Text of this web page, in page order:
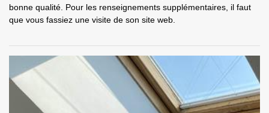
bonne qualité. Pour les renseignements supplémentaires, il faut
que vous fassiez une visite de son site web.